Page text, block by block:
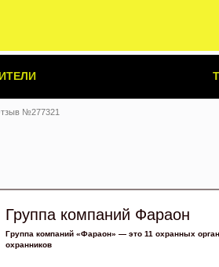
№277321
Группа компаний Фараон
Группа компаний «Фараон» — это 11 охранных
охранников